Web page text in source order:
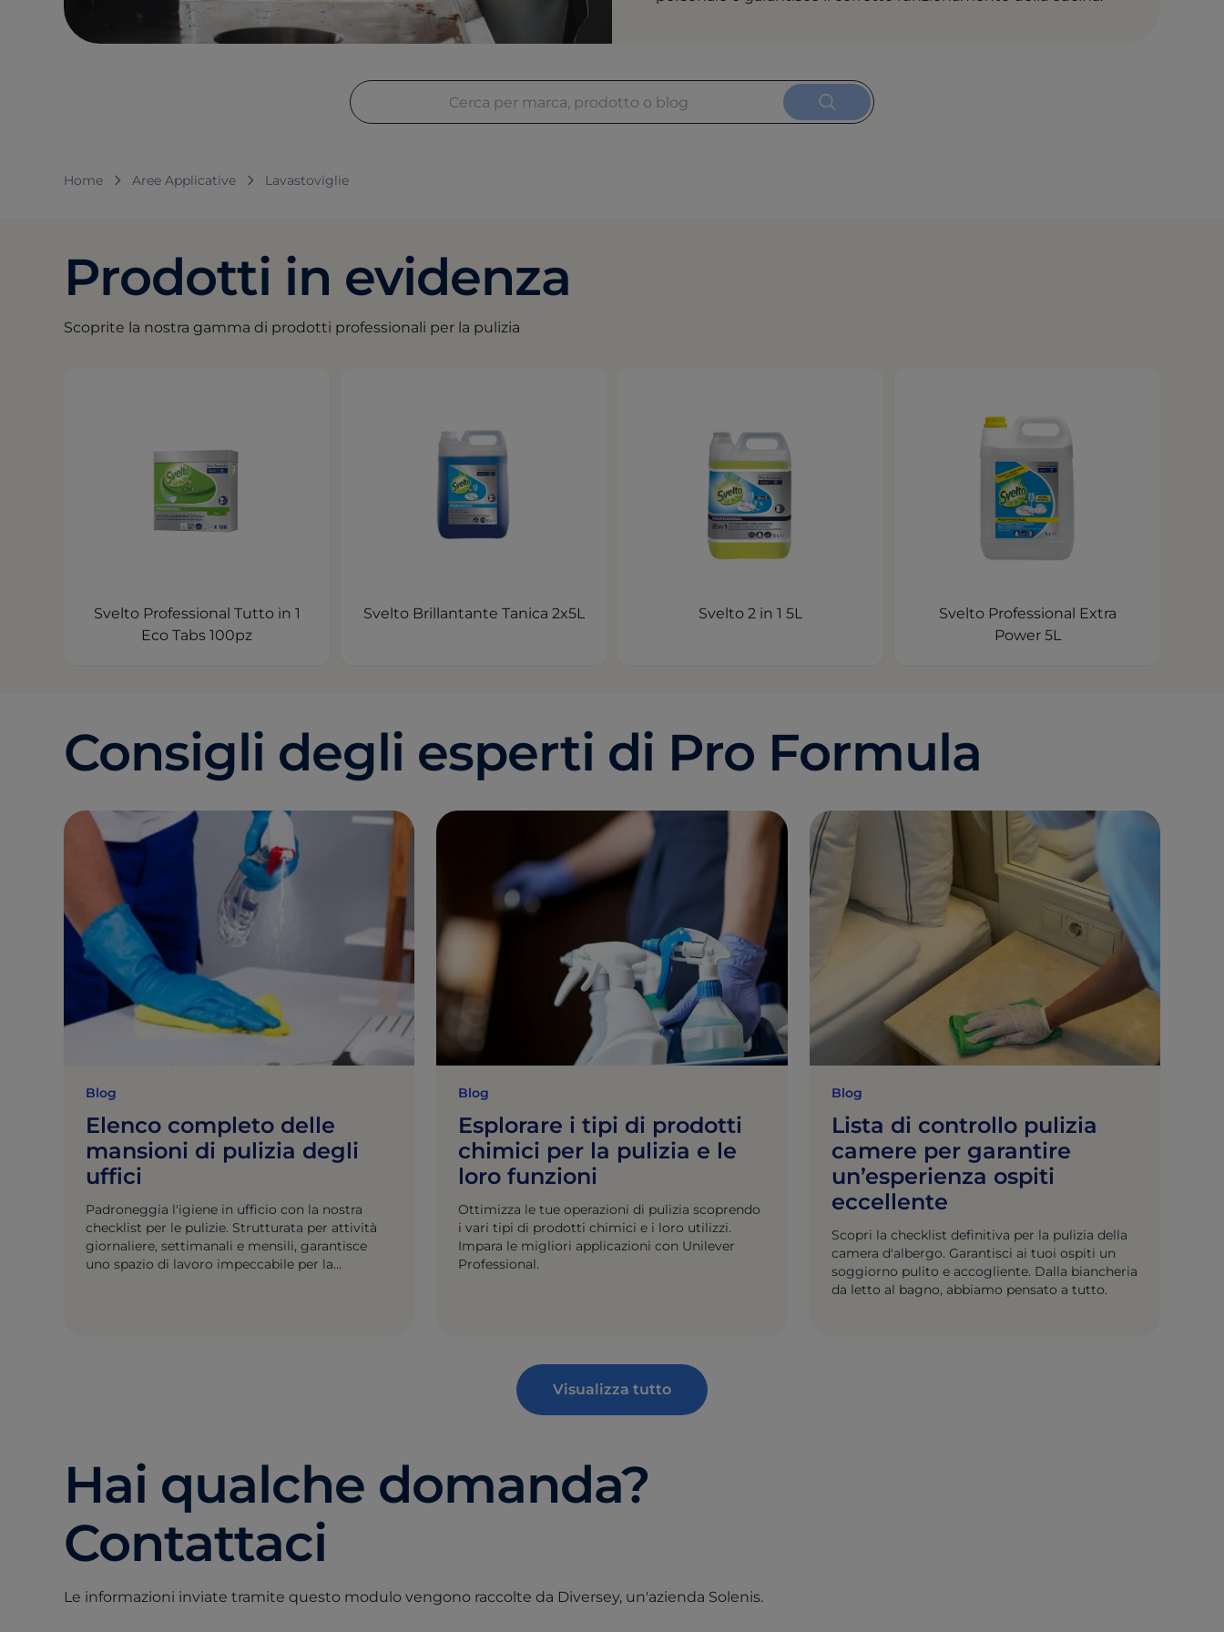
Home Aree Applicative Lavastoviglie
Prodotti in evidenza
Scoprite la nostra gamma di prodotti professionali per la pulizia
Svelto Professional Tutto in 1
Eco Tabs 100pz
Svelto Brillantante Tanica 2x5L Svelto 2 in 1 5L
Svelto Professional Extra
Power 5L
Consigli degli esperti di Pro Formula
Blog
Elenco completo delle
mansioni di pulizia degli
uffici
Padroneggia l'igiene in ufficio con la nostra
checklist per le pulizie. Strutturata per attività
giornaliere, settimanali e mensili, garantisce
uno spazio di lavoro impeccabile per la
Blog
Esplorare i tipi di prodotti
chimici per la pulizia e le
loro funzioni
Ottimizza le tue operazioni di pulizia scoprendo
i vari tipi di prodotti chimici e i loro utilizzi.
Impara le migliori applicazioni con Unilever
Professional.
Blog
Lista di controllo pulizia
camere per garantire
un’esperienza ospiti
eccellente
Scopri la checklist definitiva per la pulizia della
camera d'albergo. Garantisci ai tuoi ospiti un
soggiorno pulito e accogliente. Dalla biancheria
da letto al bagno, abbiamo pensato a tutto.
Visualizza tutto
Hai qualche domanda?
Contattaci
Le informazioni inviate tramite questo modulo vengono raccolte da Diversey, un'azienda Solenis.